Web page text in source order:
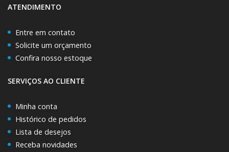
ATENDIMENTO
Entre em contato
Solicite um orçamento
Confira nosso estoque
SERVIÇOS AO CLIENTE
Minha conta
Histórico de pedidos
Lista de desejos
Receba novidades